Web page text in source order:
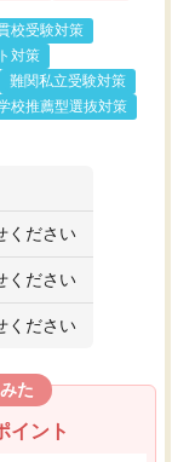
校受験対策
対策
難関私立受験対策
校推薦型選抜対策
ください
ください
ください
た
イント